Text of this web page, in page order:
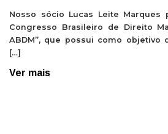
Nosso sócio Lucas Leite Marques
Congresso Brasileiro de Direito
ABDM”, que possui como objetivo
[…]
Ver mais